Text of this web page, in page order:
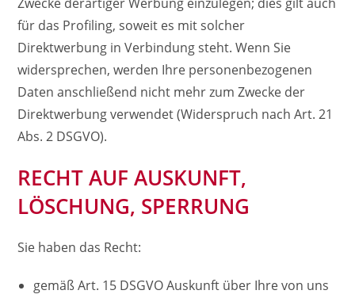
für das Profiling, soweit es mit solcher
Direktwerbung in Verbindung steht. Wenn Sie
widersprechen, werden Ihre personenbezogenen
Daten anschließend nicht mehr zum Zwecke der
Direktwerbung verwendet (Widerspruch nach Art. 21
Abs. 2 DSGVO).
RECHT AUF AUSKUNFT,
LÖSCHUNG, SPERRUNG
Sie haben das Recht:
gemäß Art. 15 DSGVO Auskunft über Ihre von uns